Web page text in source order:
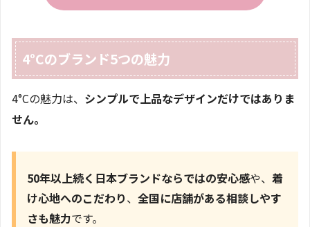
4°Cのブランド5つの魅力
4°Cの魅力は、 シンプルで上品なデザインだけではありま
せん。
50年以上続く日本ブランドならではの安心感や、 着
け心地へのこだわり、 全国に店舗がある相談しやす
さも魅力です。